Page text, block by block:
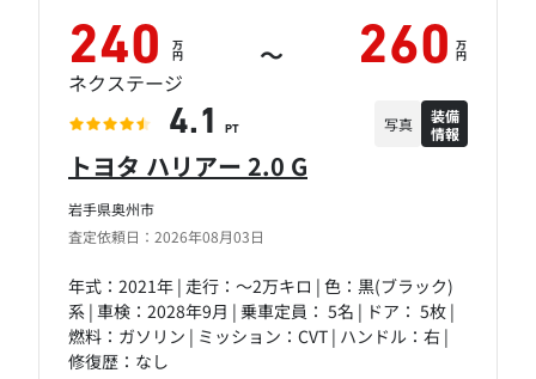
岩手県奥州市
査定依頼日：2026年08月03日
トヨタ ハリアー 2.0 G
年式：2021年 | 走行：～2万キロ | 色：黒(ブラック)
系 | 車検：2028年9月 | 乗車定員： 5名 | ドア： 5枚 |
燃料：ガソリン | ミッション：CVT | ハンドル：右 |
修復歴：なし
240 万
円 ～ 260 万
円
ネクステージ
4.1 PT 写真
装備
情報